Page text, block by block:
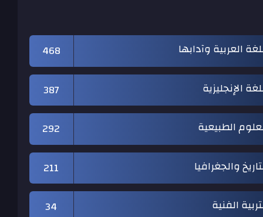
العربية وآدابها
468
الإنجليزية
387
الطبيعية
292
والجغرافيا
211
الفنية
34